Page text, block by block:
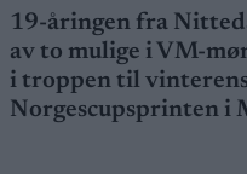
19-åringen fra
av to mulige i VM-
i troppen til
Norgescupsprinten i